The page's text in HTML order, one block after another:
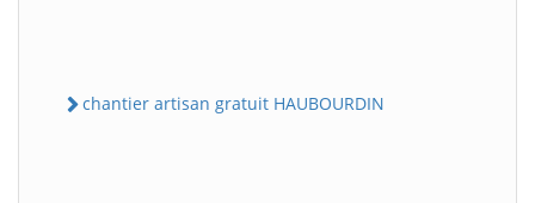
chantier artisan gratuit HAUBOURDIN